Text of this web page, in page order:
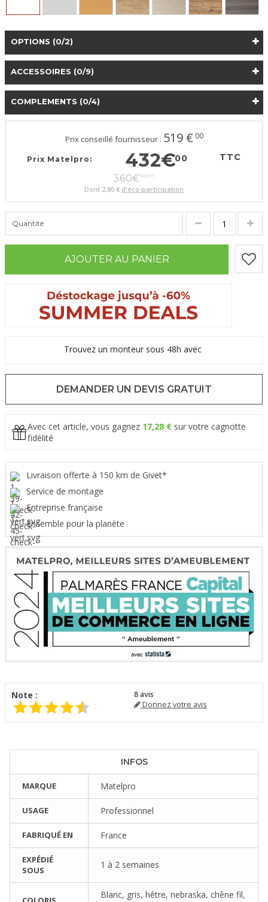
OPTIONS (0/2)
ACCESSOIRES (0/9)
COMPLEMENTS (0/4)
Prix conseillé fournisseur : 519 € 00
Prix Matelpro: 432€00 TTC
360€00 HT
Dont 2,80 € d'éco-participation
Quantité
AJOUTER AU PANIER
Trouvez un monteur sous 48h avec
DEMANDER UN DEVIS GRATUIT
Avec cet article, vous gagnez 17,28 € sur votre cagnotte
fidélité
Livraison offerte à 150 km de Givet*
Service de montage
Entreprise française
Ensemble pour la planète
Note : 8avis
Donnez votre avis
INFOS
MARQUE Matelpro
USAGE Professionnel
FABRIQUÉ EN France
EXPÉDIÉ
SOUS
1 à 2 semaines
Blanc, gris, hêtre, nebraska, chêne fil,